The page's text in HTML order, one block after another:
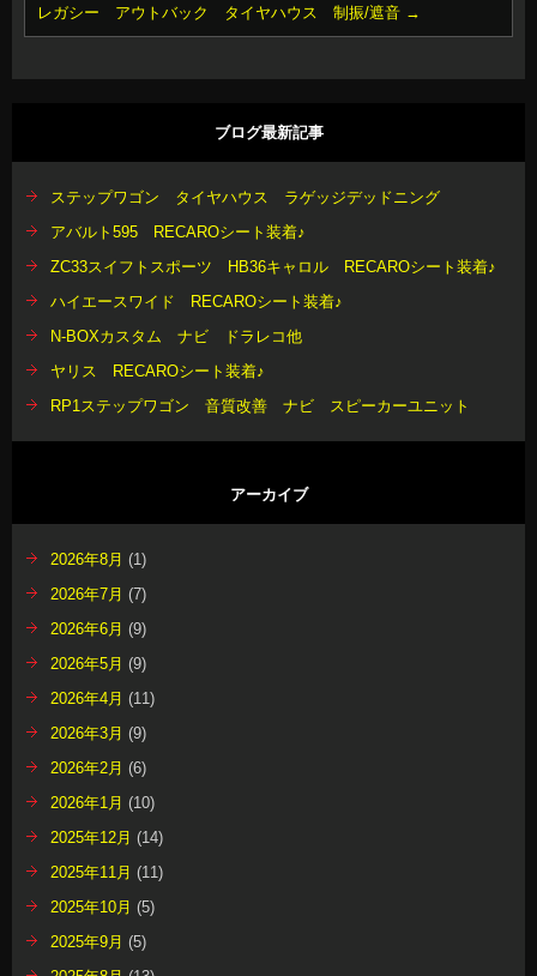
レガシー アウトバック タイヤハウス 制振/遮音 →
ブログ最新記事
ステップワゴン タイヤハウス ラゲッジデッドニング
アバルト595 RECAROシート装着♪
ZC33スイフトスポーツ HB36キャロル RECAROシート装着♪
ハイエースワイド RECAROシート装着♪
N-BOXカスタム ナビ ドラレコ他
ヤリス RECAROシート装着♪
RP1ステップワゴン 音質改善 ナビ スピーカーユニット
アーカイブ
2026年8月 (1)
2026年7月 (7)
2026年6月 (9)
2026年5月 (9)
2026年4月 (11)
2026年3月 (9)
2026年2月 (6)
2026年1月 (10)
2025年12月 (14)
2025年11月 (11)
2025年10月 (5)
2025年9月 (5)